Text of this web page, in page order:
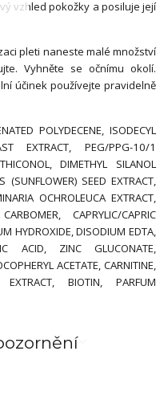
vzhled pokožky a posiluje její
pleti naneste malé množství
Vyhněte se očnímu okolí.
účinek používejte pravidelně
POLYDECENE, ISODECYL
EXTRACT, PEG/PPG-10/1
DIMETHYL SILANOL
(SUNFLOWER) SEED EXTRACT,
OCHROLEUCA EXTRACT,
CAPRYLIC/CAPRIC
HYDROXIDE, DISODIUM EDTA,
ACID, ZINC GLUCONATE,
ACETATE, CARNITINE,
BIOTIN, PARFUM